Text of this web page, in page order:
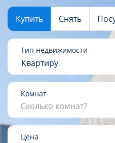
Купить Снять
Тип недвижимости
Квартиру
Комнат
Сколько комнат?
Цена